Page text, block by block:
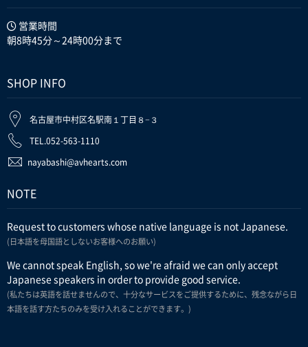
営業時間
朝8時45分～24時00分まで
SHOP INFO
名古屋市中村区名駅南１丁目８−３
TEL.052-563-1110
nayabashi@avhearts.com
NOTE
Request to customers whose native language is not Japanese.
(日本語を母国語としないお客様へのお願い)
We cannot speak English, so we're afraid we can only accept
Japanese speakers in order to provide good service.
(私たちは英語を話せませんので、十分なサービスをご提供するために、残念ながら日
本語を話す方たちのみを受け入れることができます。)